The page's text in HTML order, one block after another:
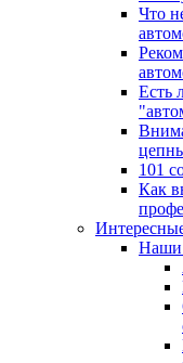
Что
Есть
101
Как
Наши